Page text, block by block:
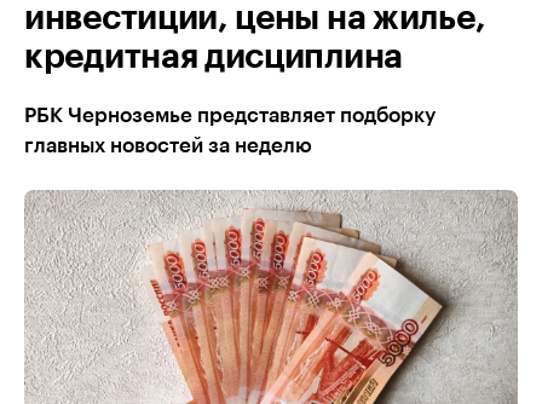
инвестиции, цены на жилье,
кредитная дисциплина
РБК Черноземье представляет подборку
главных новостей за неделю